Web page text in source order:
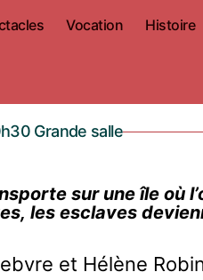
Vocation Histoire
Grande salle
sur une île où
les esclaves
et Hélène